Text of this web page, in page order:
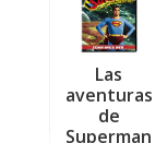
Las
aventuras
de
Superman